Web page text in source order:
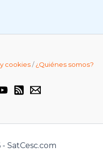
cookies/¿Quiénes somos?
SatCesc.com